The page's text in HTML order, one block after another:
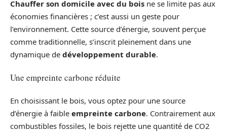
Chauffer son domicile avec du bois ne se limite pas aux
économies financières ; c’est aussi un geste pour
l’environnement. Cette source d’énergie, souvent perçue
comme traditionnelle, s’inscrit pleinement dans une
dynamique de développement durable.
Une empreinte carbone réduite
En choisissant le bois, vous optez pour une source
d’énergie à faible empreinte carbone. Contrairement aux
combustibles fossiles, le bois rejette une quantité de CO2